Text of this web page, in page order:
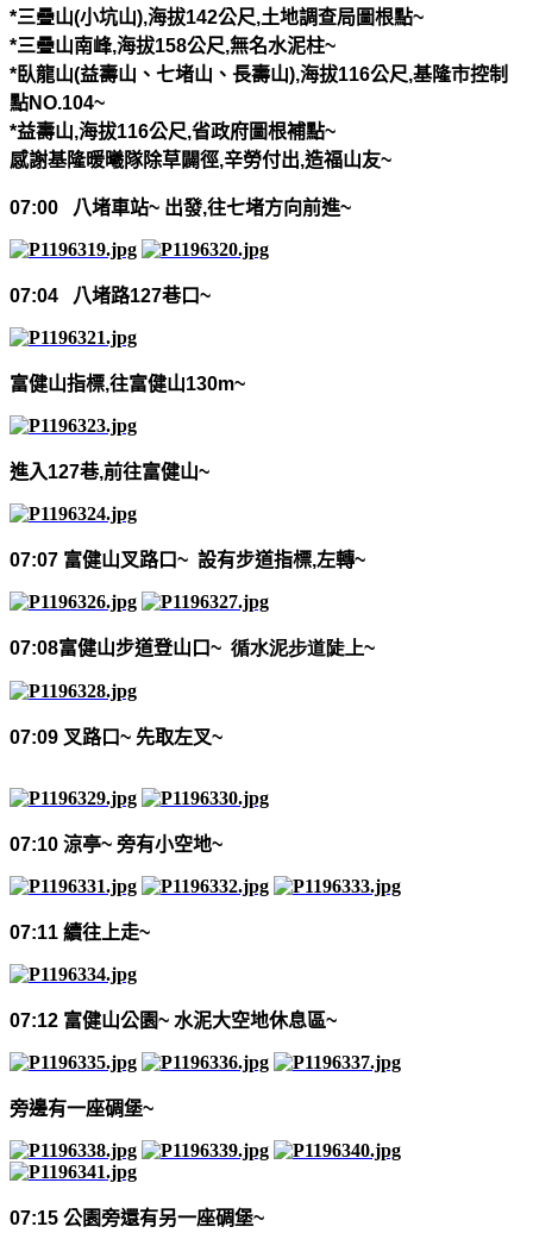
*三疊山(小坑山),海拔142公尺,土地調查局圖根點~
*三疊山南峰,海拔158公尺,無名水泥柱~
*臥龍山(益壽山、七堵山、長壽山),海拔116公尺,基隆市控制
點NO.104~
*益壽山,海拔116公尺,省政府圖根補點~
感謝基隆暖曦隊除草闢徑,辛勞付出,造福山友~
07:00 八堵車站~ 出發,往七堵方向前進~
07:04 八堵路127巷口~
富健山指標,往富健山130m~
進入127巷,前往富健山~
07:07 富健山叉路口~ 設有步道指標,左轉~
07:08富健山步道登山口~ 循水泥步道陡上~
07:09 叉路口~ 先取左叉~
07:10 涼亭~ 旁有小空地~
07:11 續往上走~
07:12 富健山公園~ 水泥大空地休息區~
旁邊有一座碉堡~
07:15 公園旁還有另一座碉堡~